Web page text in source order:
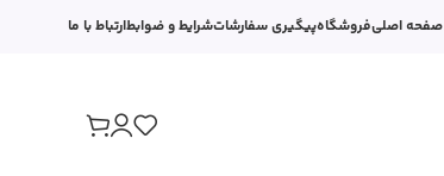
صفحه اصلیفروشگاهپیگیری سفارشاتشرایط و ضوابطارتباط با ما